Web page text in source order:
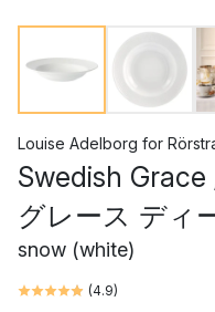
Louise Adelborg for
Swedish
グレース ディ
snow (white)
(4.9)